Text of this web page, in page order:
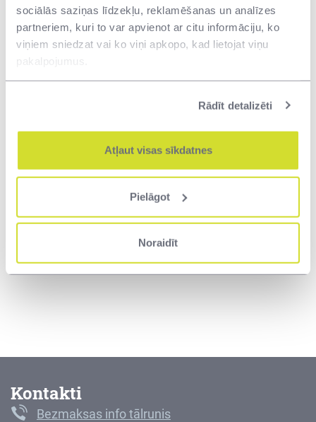
sociālās saziņas līdzekļu, reklamēšanas un analīzes
partneriem, kuri to var apvienot ar citu informāciju, ko
viņiem sniedzat vai ko viņi apkopo, kad lietojat viņu
pakalpojumus.
Rādīt detalizēti
Atļaut visas sīkdatnes
Pielāgot
Noraidīt
Kontakti
Bezmaksas info tālrunis